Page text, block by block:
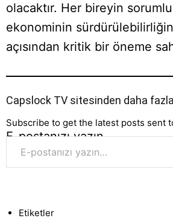
olacaktır. Her bireyin
ekonominin
açısından kritik bir öneme
Capslock TV sitesinden daha
Subscribe to get the latest posts sent
E-postanızı yazın…
Etiketler